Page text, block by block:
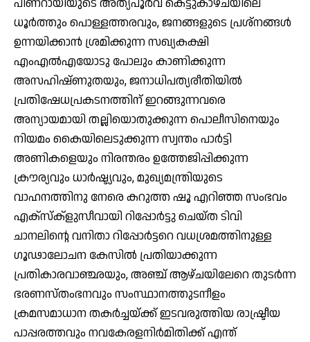
ധൂര്‍ത്തും പൊള്ളത്തരവും, ജനങ്ങളുടെ പ്രശ്നങ്ങള്‍
ഉന്നയിക്കാന്‍ ശ്രമിക്കുന്ന സഖ്യകക്ഷി
എംഎല്‍എയോടു പോലും കാണിക്കുന്ന
അസഹിഷ്ണുതയും, ജനാധിപത്യരീതിയില്‍
പ്രതിഷേധപ്രകടനത്തിന് ഇറങ്ങുന്നവരെ
അന്യായമായി തല്ലിയൊതുക്കുന്ന പൊലീസിനെയും
നിയമം കൈയിലെടുക്കുന്ന സ്വന്തം പാര്‍ട്ടി
അണികളെയും നിരന്തരം ഉത്തേജിപ്പിക്കുന്ന
ക്രൗര്യവും ധാര്‍ഷ്ട്യവും, മുഖ്യമന്ത്രിയുടെ
വാഹനത്തിനു നേരെ കറുത്ത ഷൂ എറിഞ്ഞ സംഭവം
എക്സ്‌ക്ളുസീവായി റിപ്പോര്‍ട്ടു ചെയ്ത ടിവി
ചാനലിന്റെ വനിതാ റിപ്പോര്‍ട്ടറെ വധശ്രമത്തിനുള്ള
ഗൂഢാലോചന കേസില്‍ പ്രതിയാക്കുന്ന
പ്രതികാരവാഞ്ഛയും, അഞ്ച് ആഴ്ചയിലേറെ തുടര്‍ന്ന
ഭരണസ്തംഭനവും സംസ്ഥാനത്തുടനീളം
ക്രമസമാധാന തകര്‍ച്ചയ്ക്ക് ഇടവരുത്തിയ രാഷ്ട്രീയ
പാപ്പരത്തവും നവകേരളനിര്‍മിതിക്ക് എന്ത്